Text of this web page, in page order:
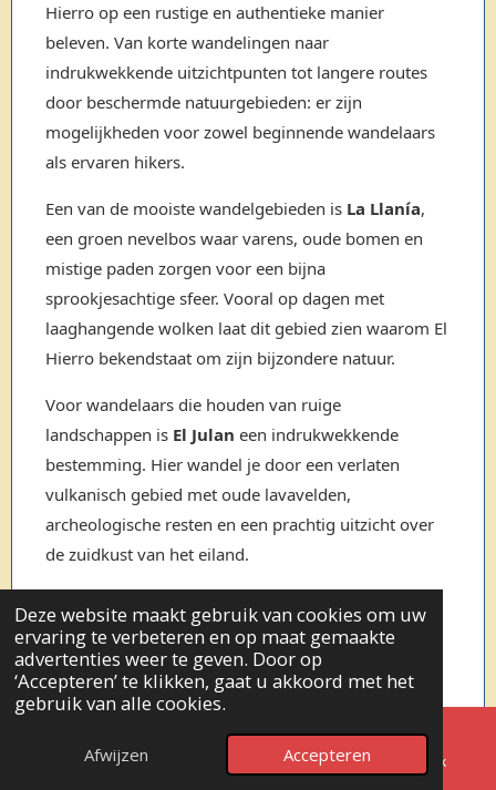
Deze website maakt gebruik van cookies om uw
ervaring te verbeteren en op maat gemaakte
advertenties weer te geven. Door op
‘Accepteren’ te klikken, gaat u akkoord met het
gebruik van alle cookies.
Afwijzen Accepteren
Hierro op een rustige en authentieke manier
beleven. Van korte wandelingen naar
indrukwekkende uitzichtpunten tot langere routes
door beschermde natuurgebieden: er zijn
mogelijkheden voor zowel beginnende wandelaars
als ervaren hikers.
Een van de mooiste wandelgebieden is La Llanía,
een groen nevelbos waar varens, oude bomen en
mistige paden zorgen voor een bijna
sprookjesachtige sfeer. Vooral op dagen met
laaghangende wolken laat dit gebied zien waarom El
Hierro bekendstaat om zijn bijzondere natuur.
Voor wandelaars die houden van ruige
landschappen is El Julan een indrukwekkende
bestemming. Hier wandel je door een verlaten
vulkanisch gebied met oude lavavelden,
archeologische resten en een prachtig uitzicht over
de zuidkust van het eiland.
bekendste wandelroutes van El Hierro. Dit oude pad
verbindt de hooglanden met de groene vallei van El
Golfo. De route is pittig door het hoogteverschil,
maken de wandeling onvergetelijk.
↑ NAAR BOVEN
E-mailadres Telefoonnummer Facebook